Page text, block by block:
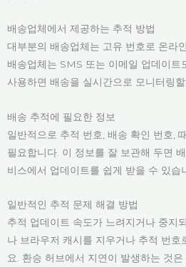
배송업체에서 제공하는 추적 방법
대부분의 배송업체는 고유 번호로 온라
배송업체는 SMS 또는 이메일 업데이트
사용하면 배송을 실시간으로 모니터링
배송 추적에 필요한 정보
일반적으로 추적 번호, 배송 확인 번호,
필요합니다. 이 정보를 잘 보관해 두면
비스에서 업데이트를 쉽게 받을 수 있습
일반적인 추적 문제 해결 방법
추적 업데이트 속도가 느려지거나 중지
나 브라우저 캐시를 지우거나 추적 번호
요. 환승 허브에서 지연이 발생하는 것